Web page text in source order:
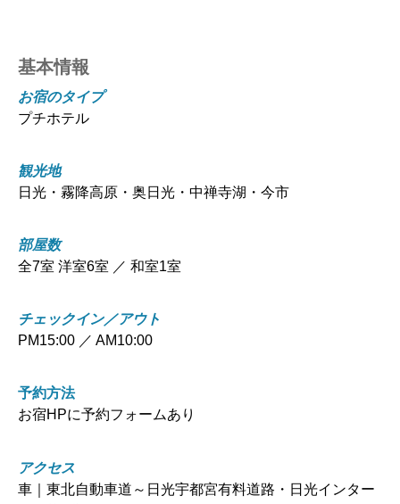
基本情報
お宿のタイプ
プチホテル
観光地
日光・霧降高原・奥日光・中禅寺湖・今市
部屋数
全7室 洋室6室 ／ 和室1室
チェックイン／アウト
PM15:00 ／ AM10:00
予約方法
お宿HPに予約フォームあり
アクセス
車｜東北自動車道～日光宇都宮有料道路・日光インター